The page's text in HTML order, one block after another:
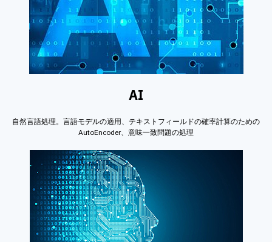
AI
自然言語処理。言語モデルの適用、テキストフィールドの確率計算のための
AutoEncoder、意味一致問題の処理